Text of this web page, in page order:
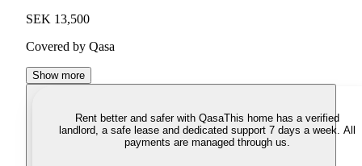
SEK 13,500
Covered by Qasa
Show more
Rent better and safer with QasaThis home has a verified
landlord, a safe lease and dedicated support 7 days a week. All
payments are managed through us.